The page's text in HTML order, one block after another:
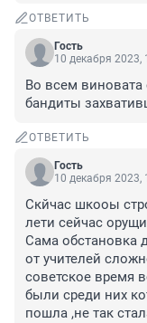
ОТВЕТИТЬ
Гость
10 декабря 2023,
Во всем виновата
бандиты
ОТВЕТИТЬ
Гость
10 декабря 2023,
Скйчас шкооы
лети сейчас
Сама обстановка
от учителей
советское время
были среди них
пошла ,не так